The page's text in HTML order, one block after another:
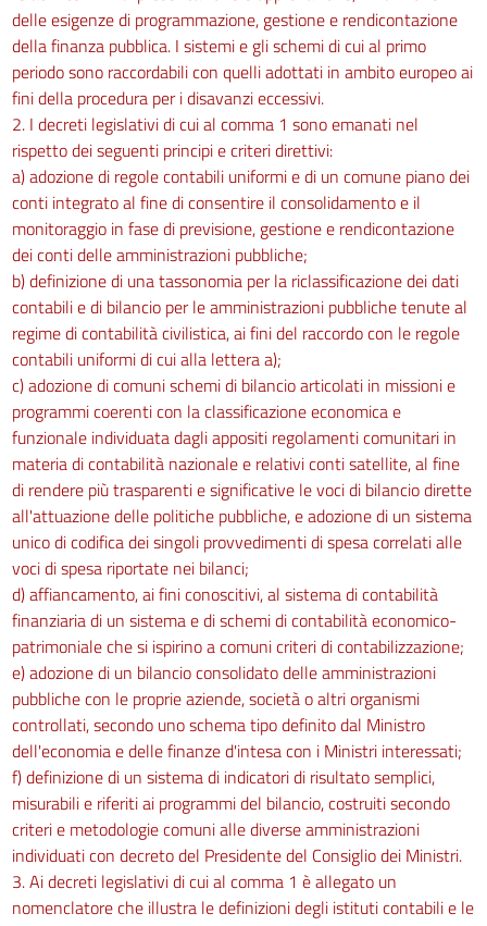
delle esigenze di programmazione, gestione e rendicontazione
della finanza pubblica. I sistemi e gli schemi di cui al primo
periodo sono raccordabili con quelli adottati in ambito europeo ai
fini della procedura per i disavanzi eccessivi.
2. I decreti legislativi di cui al comma 1 sono emanati nel
rispetto dei seguenti principi e criteri direttivi:
a) adozione di regole contabili uniformi e di un comune piano dei
conti integrato al fine di consentire il consolidamento e il
monitoraggio in fase di previsione, gestione e rendicontazione
dei conti delle amministrazioni pubbliche;
b) definizione di una tassonomia per la riclassificazione dei dati
contabili e di bilancio per le amministrazioni pubbliche tenute al
regime di contabilità civilistica, ai fini del raccordo con le regole
contabili uniformi di cui alla lettera a);
c) adozione di comuni schemi di bilancio articolati in missioni e
programmi coerenti con la classificazione economica e
funzionale individuata dagli appositi regolamenti comunitari in
materia di contabilità nazionale e relativi conti satellite, al fine
di rendere più trasparenti e significative le voci di bilancio dirette
all'attuazione delle politiche pubbliche, e adozione di un sistema
unico di codifica dei singoli provvedimenti di spesa correlati alle
voci di spesa riportate nei bilanci;
d) affiancamento, ai fini conoscitivi, al sistema di contabilità
finanziaria di un sistema e di schemi di contabilità economico-
patrimoniale che si ispirino a comuni criteri di contabilizzazione;
e) adozione di un bilancio consolidato delle amministrazioni
pubbliche con le proprie aziende, società o altri organismi
controllati, secondo uno schema tipo definito dal Ministro
dell'economia e delle finanze d'intesa con i Ministri interessati;
f) definizione di un sistema di indicatori di risultato semplici,
misurabili e riferiti ai programmi del bilancio, costruiti secondo
criteri e metodologie comuni alle diverse amministrazioni
individuati con decreto del Presidente del Consiglio dei Ministri.
3. Ai decreti legislativi di cui al comma 1 è allegato un
nomenclatore che illustra le definizioni degli istituti contabili e le